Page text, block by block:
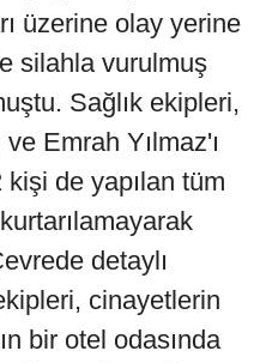
üzerine olay yerine
silahla vurulmuş
Sağlık ekipleri,
Emrah Yılmaz'ı
kişi de yapılan tüm
detaylı
cinayetlerin
bir otel odasında